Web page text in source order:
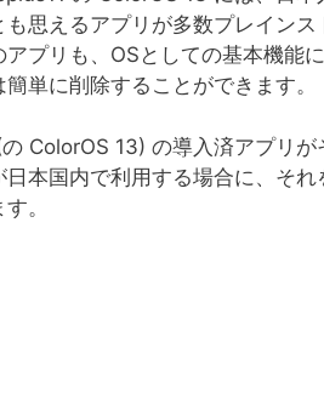
思えるアプリが多数プレインス
プリも、OSとしての基本機能
単に削除することができます。
ColorOS 13) の導入済アプリが
本国内で利用する場合に、そ
。